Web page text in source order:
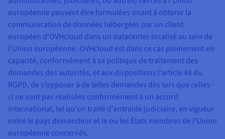
européenne peuvent être formulées visant à obtenir la
communication de données hébergées par un client
européen d'OVHcloud dans un datacenter localisé au sein de
l’Union européenne. OVHcloud est dans ce cas pleinement en
capacité, conformément à sa politique de traitement des
demandes des autorités, et aux dispositions l’article 48 du
RGPD, de s’opposer à de telles demandes dès lors que celles-
ci ne sont pas réalisées conformément à un accord
international, tel qu'un traité d'entraide judiciaire, en vigueur
entre le pays demandeur et le ou les États membres de l’Union
européenne concernés.